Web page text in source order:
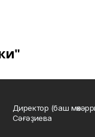
Директор (баш
Сәғәҙиева